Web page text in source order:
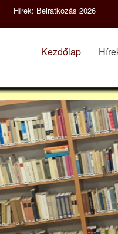
Hírek: Beiratkozás 2026
Kezdőlap